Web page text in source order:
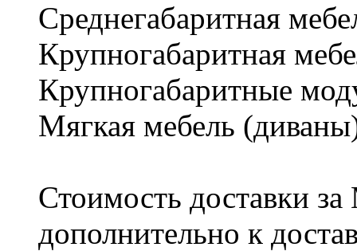
Cреднегабаритная
Крупногабаритная
Крупногабаритные
Мягкая мебель
Стоимость доставки
дополнительно к